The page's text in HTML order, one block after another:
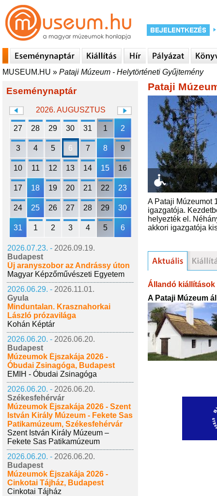
MUSEUM.HU » Pataji Múzeum - Helytörténeti Gyűjtemény
Eseménynaptár
2026. AUGUSZTUS
27 28 29 30 31 1 2
3 4 5 6 7 8 9
10 11 12 13 14 15 16
17 18 19 20 21 22 23
24 25 26 27 28 29 30
31 1 2 3 4 5 6
2026.07.23. - 2026.09.19.
Budapest
Új aranyszobor az Andrássy úton
Magyar Képzőművészeti Egyetem
2026.06.29. - 2026.11.01.
Gyula
Minduntalan. Krasznahorkai
László prózavilága
Kohán Képtár
2026.06.20. - 2026.06.20.
Budapest
Múzeumok Éjszakája 2026 -
Óbudai Zsinagóga, Budapest
EMIH - Óbudai Zsinagóga
2026.06.20. - 2026.06.20.
Székesfehérvár
Múzeumok Éjszakája 2026 - Szent
István Király Múzeum - Fekete Sas
Patikamúzeum, Székesfehérvár
Szent István Király Múzeum –
Fekete Sas Patikamúzeum
2026.06.20. - 2026.06.20.
Budapest
Múzeumok Éjszakája 2026 -
Cinkotai Tájház, Budapest
Cinkotai Tájház
Pataji
A Pataji Múzeumot
igazgatója.
helyezték el.
akkori igazgatója
Állandó kiállítások
A Pataji Múzeum